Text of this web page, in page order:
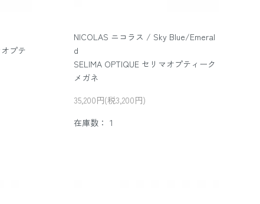
プテ
NICOLAS ニコラス / Sky Blue/Emeral
d
SELIMA OPTIQUE セリマオプティーク
メガネ
35,200円(税3,200円)
在庫数：１